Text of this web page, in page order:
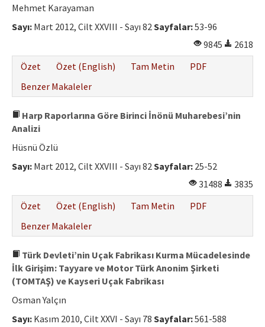
Mehmet Karayaman
Sayı: Mart 2012, Cilt XXVIII - Sayı 82Sayfalar:53-96
9845
2618
Özet
Özet (English) Tam Metin
PDF
Benzer Makaleler
Harp Raporlarına Göre Birinci İnönü Muharebesi’nin
Analizi
Hüsnü Özlü
Sayı: Mart 2012, Cilt XXVIII - Sayı 82Sayfalar: 25-52
31488
3835
Özet
Özet (English) Tam Metin
PDF
Benzer Makaleler
Türk Devleti’nin Uçak Fabrikası Kurma Mücadelesinde
İlk Girişim: Tayyare ve Motor Türk Anonim Şirketi
(TOMTAŞ) ve Kayseri Uçak Fabrikası
Osman Yalçın
Sayı: Kasım 2010, Cilt XXVI - Sayı 78 Sayfalar:561-588